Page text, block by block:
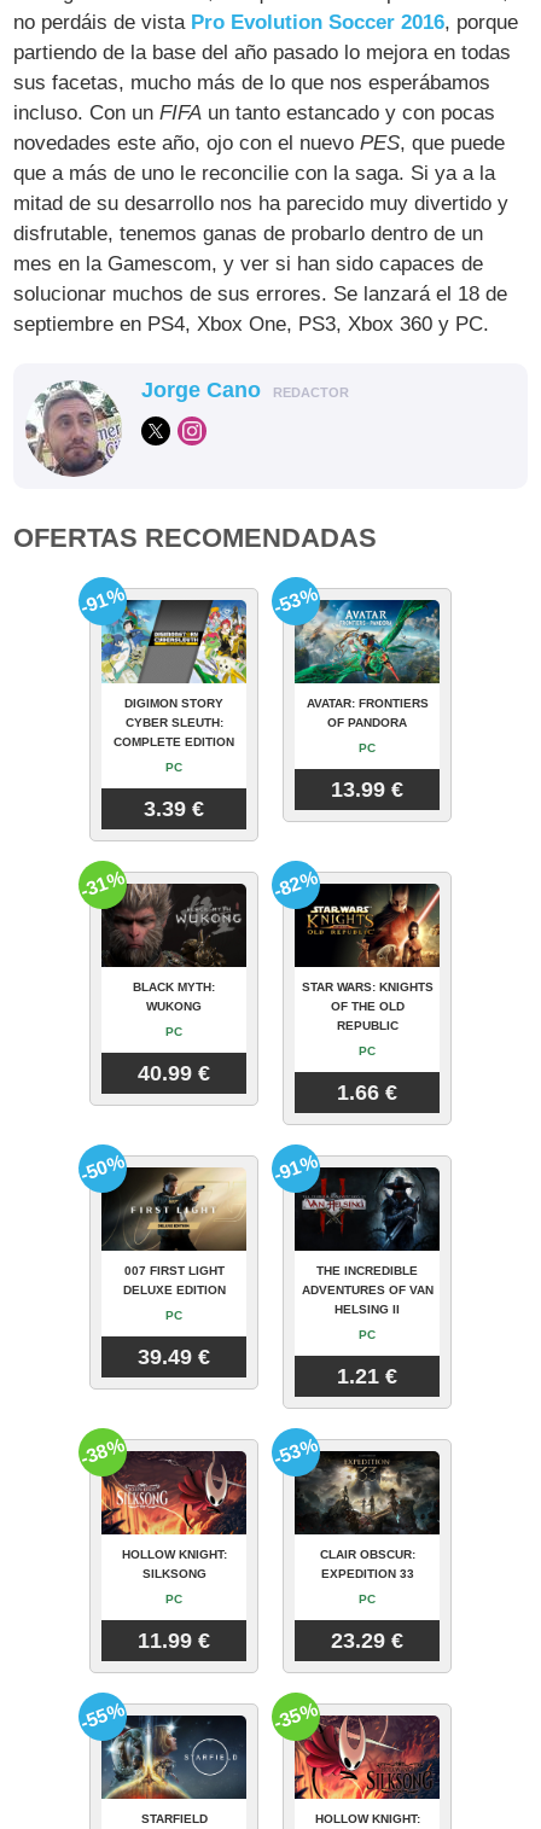
no perdáis de vista Pro Evolution Soccer 2016, porque
partiendo de la base del año pasado lo mejora en todas
sus facetas, mucho más de lo que nos esperábamos
incluso. Con unFIFA un tanto estancado y con pocas
novedades este año, ojo con el nuevoPES, que puede
que a más de uno le reconcilie con la saga. Si ya a la
mitad de su desarrollo nos ha parecido muy divertido y
disfrutable, tenemos ganas de probarlo dentro de un
mes en la Gamescom, y ver si han sido capaces de
solucionar muchos de sus errores. Se lanzará el 18 de
septiembre en PS4, Xbox One, PS3, Xbox 360 y PC.
Jorge Cano REDACTOR
OFERTAS RECOMENDADAS
DIGIMON STORY
CYBER SLEUTH:
COMPLETE EDITION
PC
3.39 €
-91%
AVATAR: FRONTIERS
OF PANDORA
PC
13.99 €
-53%
BLACK MYTH:
WUKONG
PC
40.99 €
-31%
STAR WARS: KNIGHTS
OF THE OLD
REPUBLIC
PC
1.66 €
-82%
007 FIRST LIGHT
DELUXE EDITION
PC
39.49 €
-50%
THE INCREDIBLE
ADVENTURES OF VAN
HELSING II
PC
1.21 €
-91%
HOLLOW KNIGHT:
SILKSONG
PC
11.99 €
-38%
CLAIR OBSCUR:
EXPEDITION 33
PC
23.29 €
-53%
STARFIELD
-55%
HOLLOW KNIGHT:
-35%